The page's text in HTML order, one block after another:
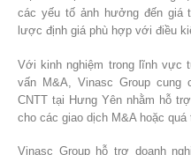
các yếu tố ảnh hưởng đến giá
lược định giá phù hợp với điều
Với kinh nghiệm trong lĩnh vực
vấn M&A, Vinasc Group cung
CNTT tại Hưng Yên nhằm hỗ
cho các giao dịch M&A hoặc
Vinasc Group hỗ trợ doanh